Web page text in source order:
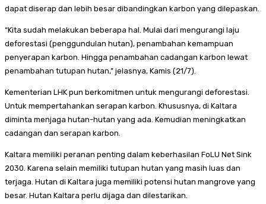
dapat diserap dan lebih besar dibandingkan karbon yang dilepaskan.
“Kita sudah melakukan beberapa hal. Mulai dari mengurangi laju
deforestasi (penggundulan hutan), penambahan kemampuan
penyerapan karbon. Hingga penambahan cadangan karbon lewat
penambahan tutupan hutan,” jelasnya, Kamis (21/7).
Kementerian LHK pun berkomitmen untuk mengurangi deforestasi.
Untuk mempertahankan serapan karbon. Khususnya, di Kaltara
diminta menjaga hutan-hutan yang ada. Kemudian meningkatkan
cadangan dan serapan karbon.
Kaltara memiliki peranan penting dalam keberhasilan FoLU Net Sink
2030. Karena selain memiliki tutupan hutan yang masih luas dan
terjaga. Hutan di Kaltara juga memiliki potensi hutan mangrove yang
besar. Hutan Kaltara perlu dijaga dan dilestarikan.